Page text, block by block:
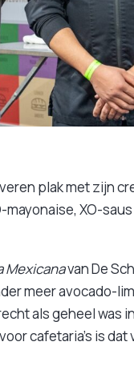
plak met zijn
XO-
Mexicanavan De
meer avocado-
als geheel was
cafetaria’s is